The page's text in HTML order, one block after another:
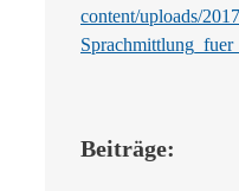
content/uploads/
Beiträge: